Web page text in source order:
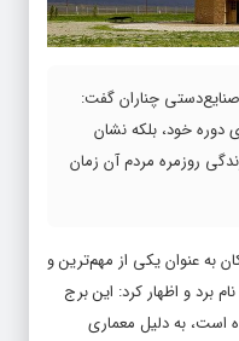
چناران گفت:
دوره خود، بلکه نشان
روزمره مردم آن زمان
به عنوان یکی از مهم‌ترین و
برد و اظهار کرد: این برج
به دلیل معماری